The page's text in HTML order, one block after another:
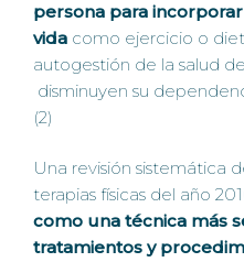
persona para
vida como ejercicio o
autogestión de la salud
disminuyen su
(2)
Una revisión sistemática
terapias físicas del año
como una técnica más
tratamientos y